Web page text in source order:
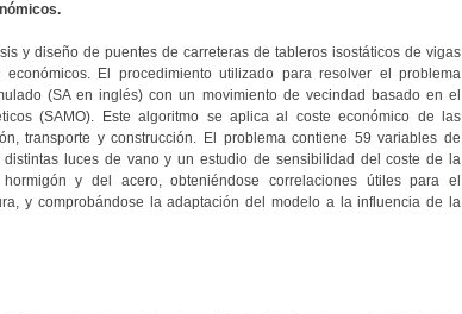
y diseño de puentes de carreteras de tableros isostáticos de vigas
El procedimiento utilizado para resolver el problema
(SA en inglés) con un movimiento de vecindad basado en el
(SAMO). Este algoritmo se aplica al coste económico de las
transporte y construcción. El problema contiene 59 variables de
luces de vano y un estudio de sensibilidad del coste de la
y del acero, obteniéndose correlaciones útiles para el
y comprobándose la adaptación del modelo a la influencia de la